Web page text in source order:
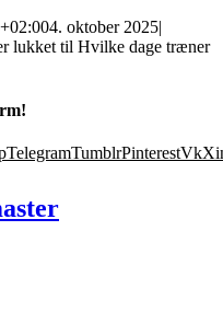
4. oktober 2025|
lukkettil Hvilke dage træner
TelegramTumblrPinterestVk